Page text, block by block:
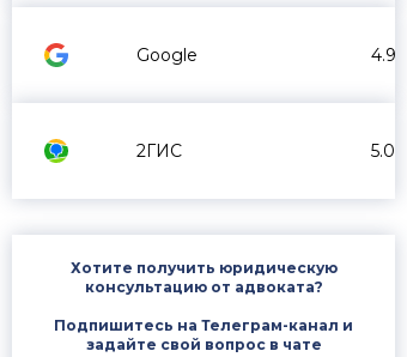
Google 4.9
2ГИС 5.0
Хотите получить юридическую
консультацию от адвоката?
Подпишитесь на Телеграм-канал и
задайте свой вопрос в чате